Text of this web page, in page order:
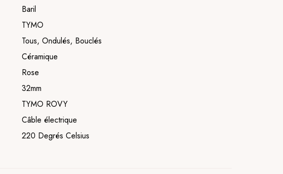
Baril
TYMO
Tous, Ondulés, Bouclés
Céramique
Rose
32mm
TYMO ROVY
Câble électrique
220 Degrés Celsius